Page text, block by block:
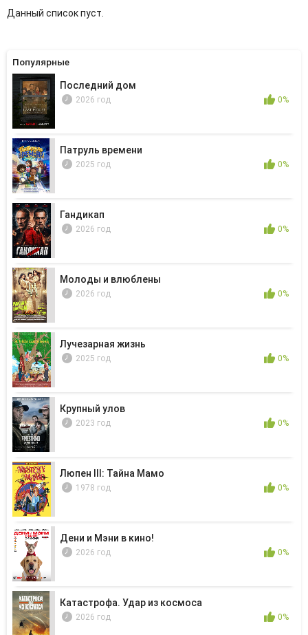
Популярные
Последний дом
2026 год 0%
Патруль времени
2025 год 0%
Гандикап
2026 год 0%
Молоды и влюблены
2026 год 0%
Лучезарная жизнь
2025 год 0%
Крупный улов
2023 год 0%
Люпен III: Тайна Мамо
1978 год 0%
Дени и Мэни в кино!
2026 год 0%
Катастрофа. Удар из космоса
2026 год 0%
Данный список пуст.